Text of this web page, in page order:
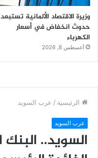
وزيرة الاقتصاد الألمانية تستبعد
حدوث انخفاض في أسعار
الكهرباء
أغسطس 8, 2026